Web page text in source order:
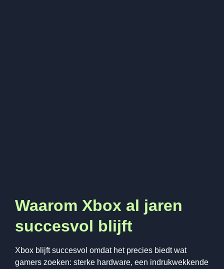
Waarom Xbox al jaren
succesvol blijft
Xbox blijft succesvol omdat het precies biedt wat
gamers zoeken: sterke hardware, een indrukwekkende